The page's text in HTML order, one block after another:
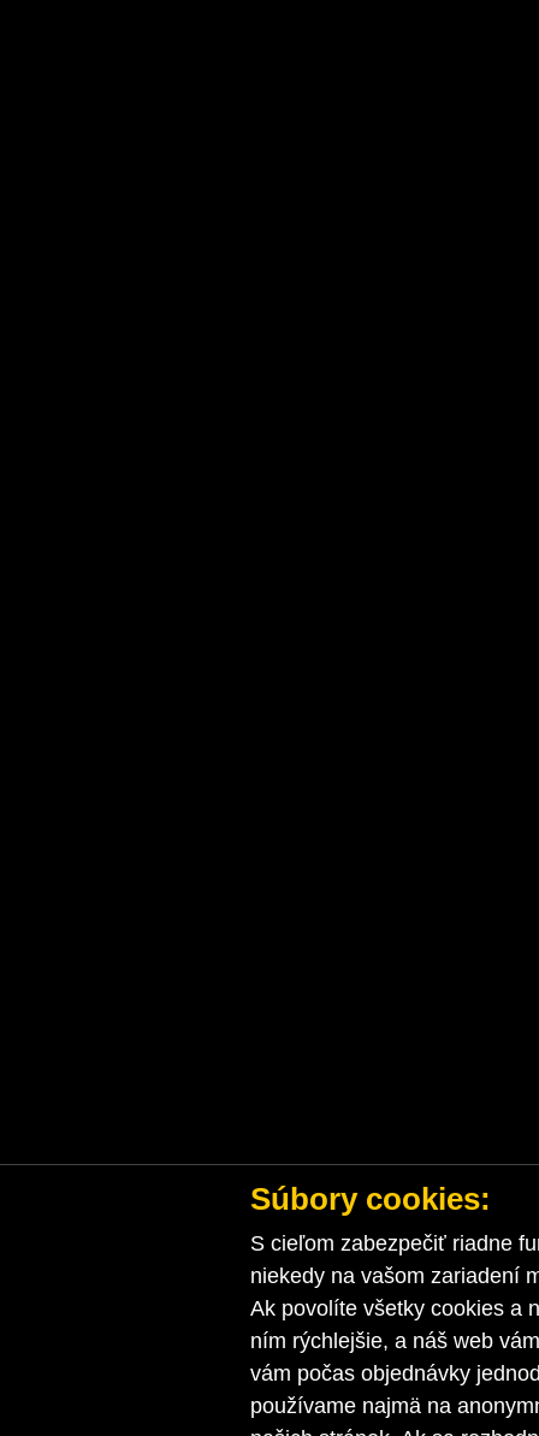
Súbory cookies:
S cieľom zabezpečiť riadne
niekedy na vašom zariadení
Ak povolíte všetky cookies a
ním rýchlejšie, a náš web
vám počas objednávky
používame najmä na